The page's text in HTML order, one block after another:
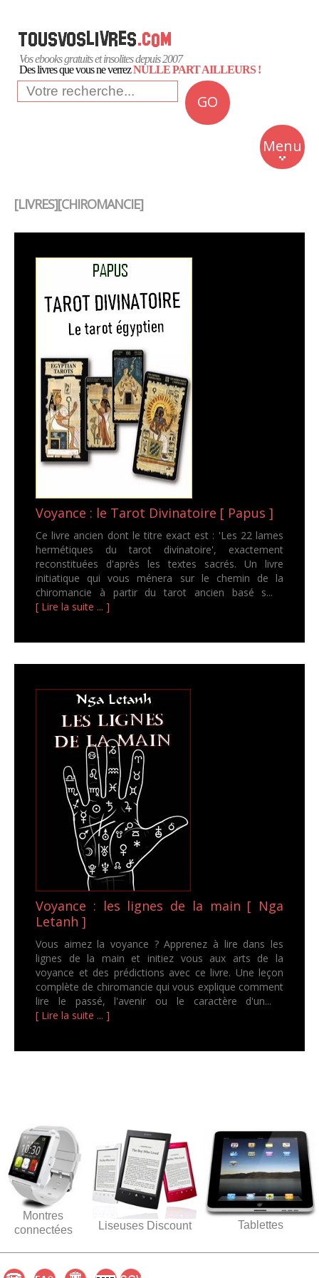
Vos ebooks gratuits et insolites depuis 2007
Des livres que vous ne verrezNULLE PART AILLEURS !
GO
Menu
Insolite
Business
[LIVRES][CHIROMANCIE]
Voyance : le Tarot Divinatoire [ Papus ]
Ce livre ancien dont le titre exact est : 'Les 22 lames
hermétiques du tarot divinatoire', exactement
reconstituées d'après les textes sacrés. Un livre
initiatique qui vous ménera sur le chemin de la
chiromancie à partir du tarot ancien basé s...
[ Lire la suite ... ]
Voyance : les lignes de la main [ Nga
Letanh ]
Vous aimez la voyance ? Apprenez à lire dans les
lignes de la main et initiez vous aux arts de la
voyance et des prédictions avec ce livre. Une leçon
complète de chiromancie qui vous explique comment
lire le passé, l'avenir ou le caractère d'un...
[ Lire la suite ... ]
Montres
connectées
Liseuses Discount Tablettes